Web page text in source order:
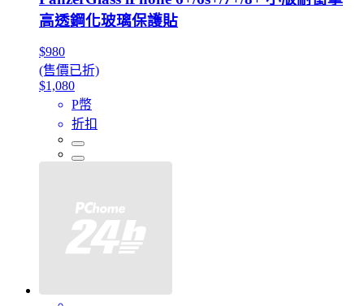
高透鋼化玻璃保護貼
$980
(售價已折)
$1,080
P幣
折扣